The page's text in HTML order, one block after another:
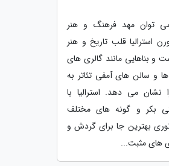
می توان مهد فرهنگ و هنر
استرالیا قلب تاریخ و هنر
و بناهایی مانند گالری های
و سالن های آمفی تئاتر به
می دهد. استرالیا با
بکر و گونه های مختلف
بهترین جا برای گردش و
های مثبت...